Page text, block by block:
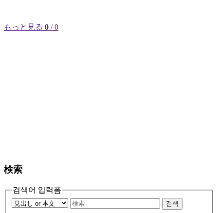
もっと見る 0 / 0
検索
검색어 입력폼
검색